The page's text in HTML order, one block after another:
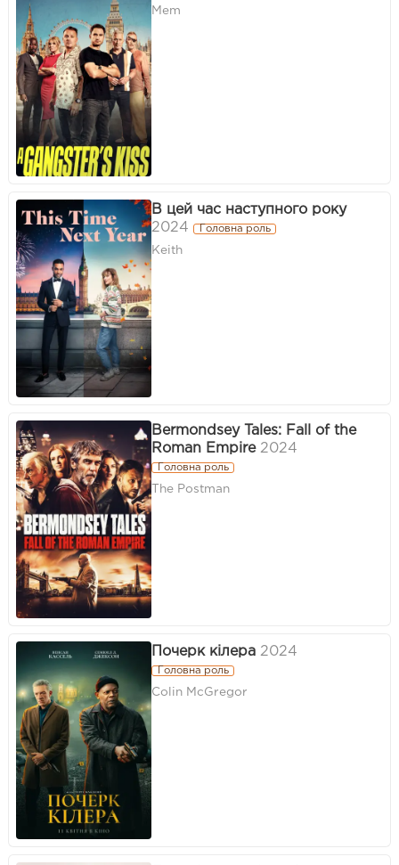
Mem
В цей час наступного року
2024
Головна роль
Keith
Bermondsey Tales: Fall of the
Roman Empire 2024
Головна роль
The Postman
Почерк кілера 2024
Головна роль
Colin McGregor